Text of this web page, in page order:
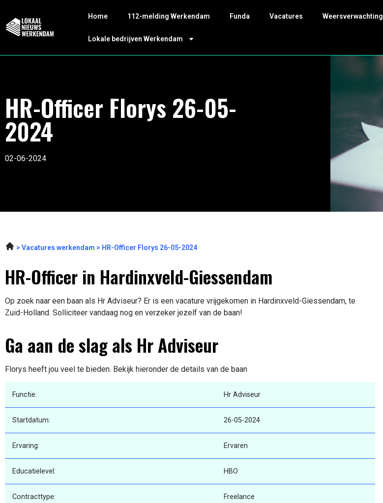
Home 112-melding Werkendam Funda Vacatures Weersverwachting
Lokale bedrijven Werkendam
HR-Officer Florys 26-05-
2024
02-06-2024
Vacatures werkendam HR-Officer Florys 26-05-2024
HR-Officer in Hardinxveld-Giessendam
Op zoek naar een baan als Hr Adviseur? Er is een vacature vrijgekomen in Hardinxveld-Giessendam, te
Zuid-Holland. Solliciteer vandaag nog en verzeker jezelf van de baan!
Ga aan de slag als Hr Adviseur
Florys heeft jou veel te bieden. Bekijk hieronder de details van de baan
Functie: Hr Adviseur
Startdatum: 26-05-2024
Ervaring: Ervaren
Educatielevel: HBO
Contracttype: Freelance